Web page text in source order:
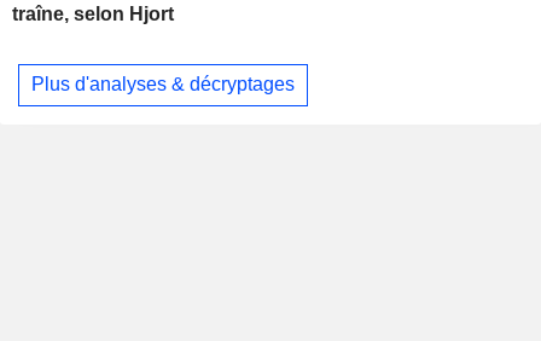
traîne, selon Hjort
Plus d'analyses & décryptages